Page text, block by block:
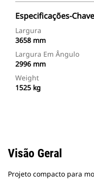
Especificações-Chave
Largura
3658 mm
Largura Em Ângulo
2996 mm
Weight
1525 kg
Visão Geral
Projeto compacto para